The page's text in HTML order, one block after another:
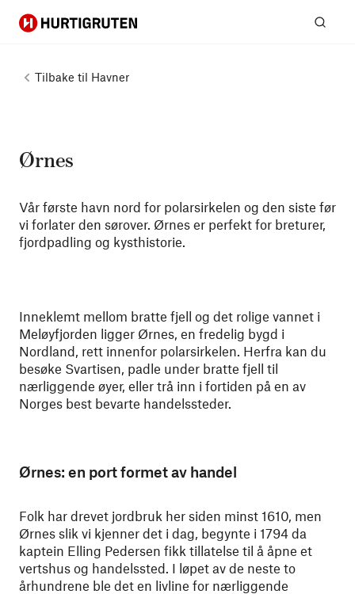
Hurtigruten
Tilbake til Havner
Ørnes
Vår første havn nord for polarsirkelen og den siste før
vi forlater den sørover. Ørnes er perfekt for breturer,
fjordpadling og kysthistorie.
Inneklemt mellom bratte fjell og det rolige vannet i
Meløyfjorden ligger Ørnes, en fredelig bygd i
Nordland, rett innenfor polarsirkelen. Herfra kan du
besøke Svartisen, padle under bratte fjell til
nærliggende øyer, eller trå inn i fortiden på en av
Norges best bevarte handelssteder.
Ørnes: en port formet av handel
Folk har drevet jordbruk her siden minst 1610, men
Ørnes slik vi kjenner det i dag, begynte i 1794 da
kaptein Elling Pedersen fikk tillatelse til å åpne et
vertshus og handelssted. I løpet av de neste to
århundrene ble det en livline for nærliggende